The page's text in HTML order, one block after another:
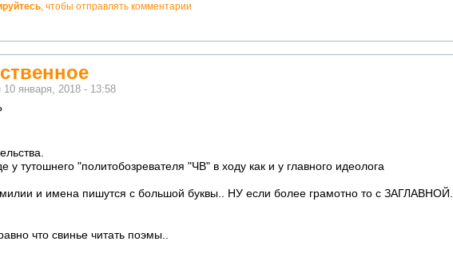
, чтобы отправлять комментарии
10 января, 2018 - 13:58
у тутошнего "политобозревателя "ЧВ" в ходу как и у главного идеолога
и имена пишутся с большой буквы.. НУ если более грамотно то с ЗАГЛАВНОЙ.
что свинье читать поэмы..